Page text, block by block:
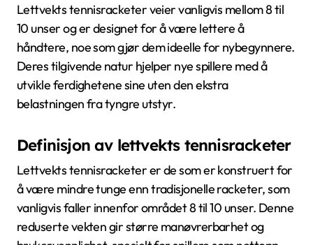
Lettvekts tennisracketer veier vanligvis mellom 8 til
10 unser og er designet for å være lettere å
håndtere, noe som gjør dem ideelle for nybegynnere.
Deres tilgivende natur hjelper nye spillere med å
utvikle ferdighetene sine uten den ekstra
belastningen fra tyngre utstyr.
Definisjon av lettvekts tennisracketer
Lettvekts tennisracketer er de som er konstruert for
å være mindre tunge enn tradisjonelle racketer, som
vanligvis faller innenfor området 8 til 10 unser. Denne
reduserte vekten gir større manøvrerbarhet og